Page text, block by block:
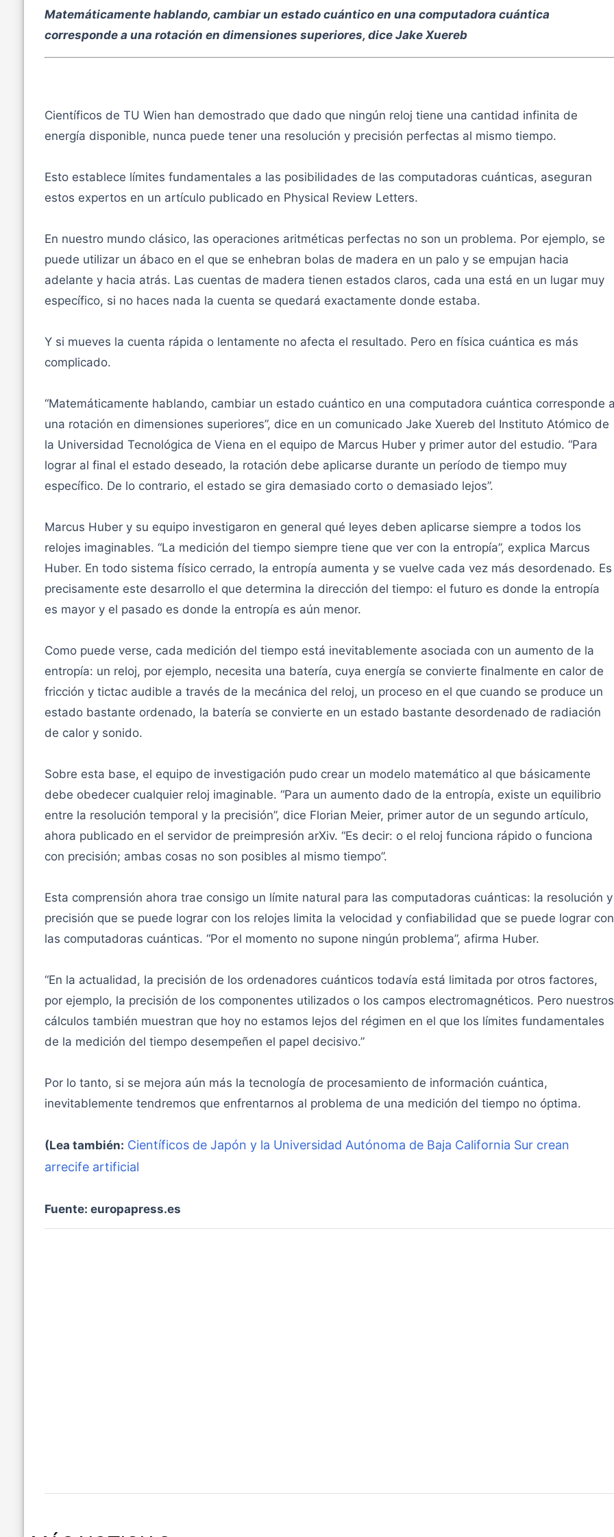
Matemáticamente hablando, cambiar un estado cuántico en una computadora cuántica
corresponde a una rotación en dimensiones superiores, dice Jake Xuereb
Científicos de TU Wien han demostrado que dado que ningún reloj tiene una cantidad infinita de
energía disponible, nunca puede tener una resolución y precisión perfectas al mismo tiempo.
Esto establece límites fundamentales a las posibilidades de las computadoras cuánticas, aseguran
estos expertos en un artículo publicado en Physical Review Letters.
En nuestro mundo clásico, las operaciones aritméticas perfectas no son un problema. Por ejemplo, se
puede utilizar un ábaco en el que se enhebran bolas de madera en un palo y se empujan hacia
adelante y hacia atrás. Las cuentas de madera tienen estados claros, cada una está en un lugar muy
específico, si no haces nada la cuenta se quedará exactamente donde estaba.
Y si mueves la cuenta rápida o lentamente no afecta el resultado. Pero en física cuántica es más
complicado.
“Matemáticamente hablando, cambiar un estado cuántico en una computadora cuántica corresponde
una rotación en dimensiones superiores”, dice en un comunicado Jake Xuereb del Instituto Atómico de
la Universidad Tecnológica de Viena en el equipo de Marcus Huber y primer autor del estudio. “Para
lograr al final el estado deseado, la rotación debe aplicarse durante un período de tiempo muy
específico. De lo contrario, el estado se gira demasiado corto o demasiado lejos”.
Marcus Huber y su equipo investigaron en general qué leyes deben aplicarse siempre a todos los
relojes imaginables. “La medición del tiempo siempre tiene que ver con la entropía”, explica Marcus
Huber. En todo sistema físico cerrado, la entropía aumenta y se vuelve cada vez más desordenado. Es
precisamente este desarrollo el que determina la dirección del tiempo: el futuro es donde la entropía
es mayor y el pasado es donde la entropía es aún menor.
Como puede verse, cada medición del tiempo está inevitablemente asociada con un aumento de la
entropía: un reloj, por ejemplo, necesita una batería, cuya energía se convierte finalmente en calor de
fricción y tictac audible a través de la mecánica del reloj, un proceso en el que cuando se produce un
estado bastante ordenado, la batería se convierte en un estado bastante desordenado de radiación
de calor y sonido.
Sobre esta base, el equipo de investigación pudo crear un modelo matemático al que básicamente
debe obedecer cualquier reloj imaginable. “Para un aumento dado de la entropía, existe un equilibrio
entre la resolución temporal y la precisión”, dice Florian Meier, primer autor de un segundo artículo,
ahora publicado en el servidor de preimpresión arXiv. “Es decir: o el reloj funciona rápido o funciona
con precisión; ambas cosas no son posibles al mismo tiempo”.
Esta comprensión ahora trae consigo un límite natural para las computadoras cuánticas: la resolución y
precisión que se puede lograr con los relojes limita la velocidad y confiabilidad que se puede lograr con
las computadoras cuánticas. “Por el momento no supone ningún problema”, afirma Huber.
“En la actualidad, la precisión de los ordenadores cuánticos todavía está limitada por otros factores,
por ejemplo, la precisión de los componentes utilizados o los campos electromagnéticos. Pero nuestros
cálculos también muestran que hoy no estamos lejos del régimen en el que los límites fundamentales
de la medición del tiempo desempeñen el papel decisivo.”
Por lo tanto, si se mejora aún más la tecnología de procesamiento de información cuántica,
inevitablemente tendremos que enfrentarnos al problema de una medición del tiempo no óptima.
(Lea también: Científicos de Japón y la Universidad Autónoma de Baja California Sur crean
arrecife artificial
Fuente: europapress.es